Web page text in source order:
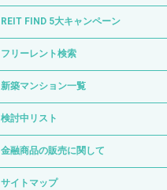
REIT FIND 5大キャンペーン
フリーレント検索
新築マンション一覧
検討中リスト
金融商品の販売に関して
サイトマップ